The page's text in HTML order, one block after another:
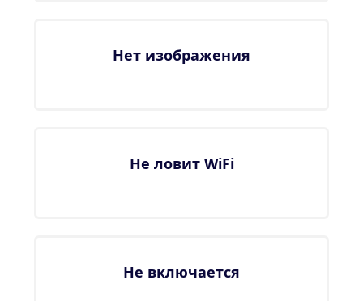
Нет изображения
Не ловит WiFi
Не включается